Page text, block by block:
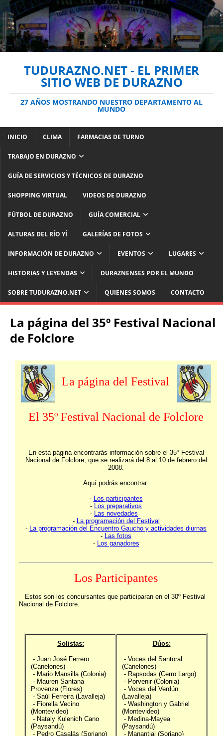
TUDURAZNO.NET - EL PRIMER
SITIO WEB DE DURAZNO
27 AÑOS MOSTRANDO NUESTRO DEPARTAMENTO AL
MUNDO
INICIO CLIMA FARMACIAS DE TURNO
TRABAJO EN DURAZNO
GUÍA DE SERVICIOS Y TÉCNICOS DE DURAZNO
SHOPPING VIRTUAL VIDEOS DE DURAZNO
FÚTBOL DE DURAZNO GUÍA COMERCIAL
ALTURAS DEL RÍO YÍ GALERÍAS DE FOTOS
INFORMACIÓN DE DURAZNO EVENTOS LUGARES
HISTORIAS Y LEYENDAS DURAZNENSES POR EL MUNDO
SOBRE TUDURAZNO.NET QUIENES SOMOS CONTACTO
La página del 35º Festival Nacional
de Folclore